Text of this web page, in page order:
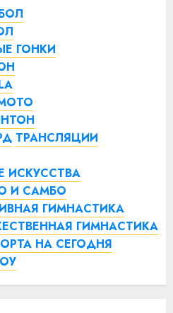
ГОНКИ
ТРАНСЛЯЦИИ
ИСКУССТВА
И САМБО
ГИМНАСТИКА
ГИМНАСТИКА
НА СЕГОДНЯ